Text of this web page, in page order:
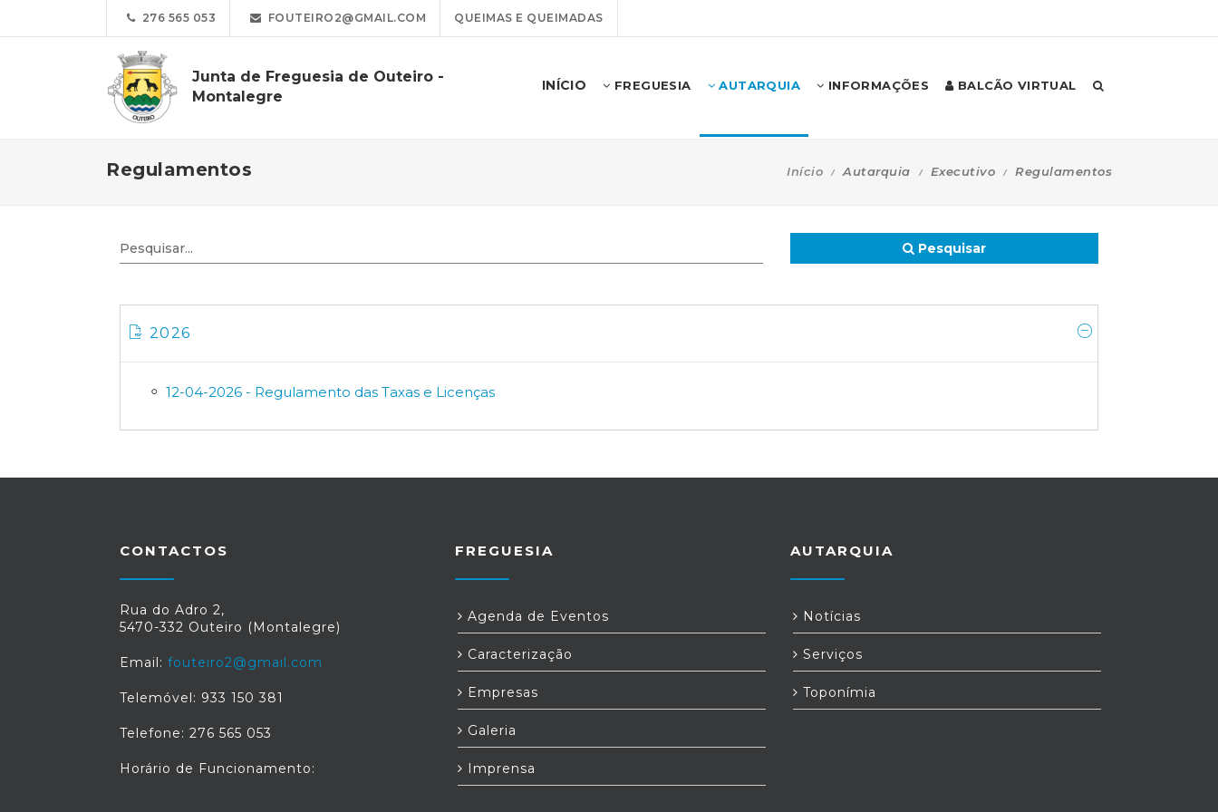
276 565 053 FOUTEIRO2@GMAIL.COM QUEIMAS E QUEIMADAS
Junta de Freguesia de Outeiro -
Montalegre
INÍCIO FREGUESIA AUTARQUIA INFORMAÇÕES BALCÃO VIRTUAL
Regulamentos Início Autarquia Executivo Regulamentos
Pesquisar
2026
12-04-2026 - Regulamento das Taxas e Licenças
CONTACTOS
Rua do Adro 2,
5470-332 Outeiro (Montalegre)
Email: fouteiro2@gmail.com
Telemóvel: 933 150 381
Telefone: 276 565 053
Horário de Funcionamento:
FREGUESIA
Agenda de Eventos
Caracterização
Empresas
Galeria
Imprensa
AUTARQUIA
Notícias
Serviços
Toponímia